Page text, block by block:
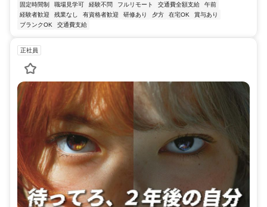
固定時間制
職場見学可 経験不問 フルリモート 交通費全額支給
午前
経験者歓迎
残業なし 有資格者歓迎 研修あり 夕方 在宅OK
賞与あり
ブランクOK
交通費支給
正社員